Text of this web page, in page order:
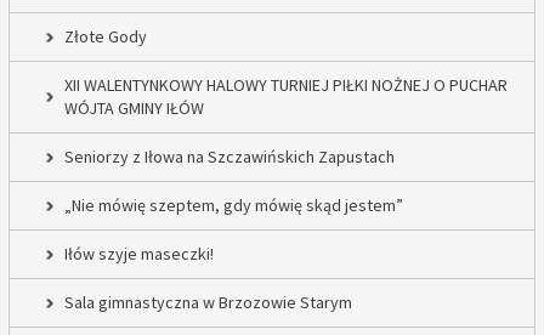
Złote Gody
XII WALENTYNKOWY HALOWY TURNIEJ PIŁKI NOŻNEJ O PUCHAR
WÓJTA GMINY IŁÓW
Seniorzy z Iłowa na Szczawińskich Zapustach
„Nie mówię szeptem, gdy mówię skąd jestem”
Iłów szyje maseczki!
Sala gimnastyczna w Brzozowie Starym